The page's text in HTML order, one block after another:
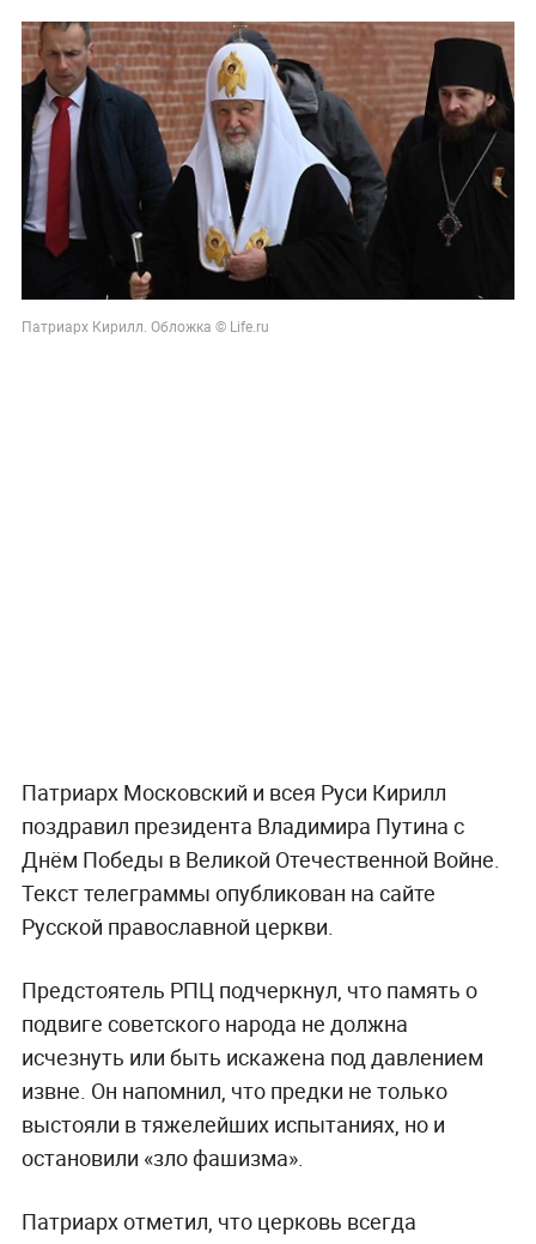
Патриарх Кирилл. Обложка © Life.ru
Патриарх Московский и всея Руси Кирилл
поздравил президента Владимира Путина с
Днём Победы в Великой Отечественной Войне.
Текст телеграммы опубликован на сайте
Русской православной церкви.
Предстоятель РПЦ подчеркнул, что память о
подвиге советского народа не должна
исчезнуть или быть искажена под давлением
извне. Он напомнил, что предки не только
выстояли в тяжелейших испытаниях, но и
остановили «зло фашизма».
Патриарх отметил, что церковь всегда